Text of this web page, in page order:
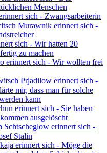
Menschen
sich - Zwangsarbeiterin
Murawnik erinnert sich -
sich - Wir hatten 20
zu machen
erinnert sich - Wir wollten frei
Prjadilow erinnert sich -
mir, dass man für solche
kann
erinnert sich - Sie haben
ausgelöscht
Schtscheglow erinnert sich -
Stalin
erinnert sich - Möge die